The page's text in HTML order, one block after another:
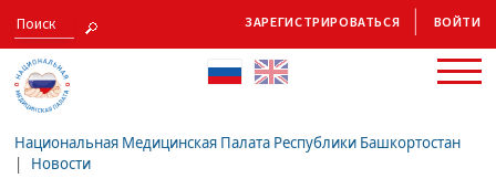
ЗАРЕГИСТРИРОВАТЬСЯ ВОЙТИ
Национальная Медицинская Палата Республики Башкортостан
Новости